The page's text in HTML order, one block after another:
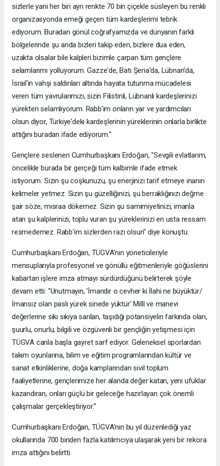
sizlerle yani her biri ayrı renkte 70 bin çiçekle süsleyen bu renkli
organizasyonda emeği geçen tüm kardeşlerimi tebrik
ediyorum. Buradan gönül coğrafyamızda ve dünyanın farklı
bölgelerinde şu anda bizleri takip eden, bizlere dua eden,
uzakta olsalar bile kalpleri bizimle çarpan tüm gençlere
selamlarımı yolluyorum. Gazze'de, Batı Şeria'da, Lübnan'da,
İsrail'in vahşi saldırıları altında hayata tutunma mücadelesi
veren tüm yavrularımızı, sizin Filistinli, Lübnanlı kardeşlerinizi
yürekten selamlıyorum. Rabb'im onların yar ve yardımcıları
olsun diyor, Türkiye'deki kardeşlerinin yüreklerinin onlarla birlikte
attığını buradan ifade ediyorum."
Gençlere seslenen Cumhurbaşkanı Erdoğan, "Sevgili evlatlarım,
öncelikle burada bir gerçeği tüm kalbimle ifade etmek
istiyorum. Sizin şu coşkunuzu, şu enerjinizi tarif etmeye inanın
kelimeler yetmez. Sizin şu güzelliğinizi, şu berraklığınızı değme
şair söze, mısraa dökemez. Sizin şu samimiyetinizi, imanla
atan şu kalplerinizi, toplu vuran şu yüreklerinizi en usta ressam
resmedemez. Rabb'im sizlerden razı olsun" diye konuştu.
Cumhurbaşkanı Erdoğan, TÜGVA'nın yöneticileriyle
mensuplarıyla profesyonel ve gönüllü eğitmenleriyle göğüslerini
kabartan işlere imza atmayı sürdürdüğünü belirterek şöyle
devam etti: "Unutmayın, 'İmandır o cevher ki İlahi ne büyüktür/
İmansız olan paslı yürek sinede yüktür' Millî ve manevi
değerlerine sıkı sıkıya sarılan, taşıdığı potansiyelin farkında olan,
şuurlu, onurlu, bilgili ve özgüvenli bir gençliğin yetişmesi için
TÜGVA canla başla gayret sarf ediyor. Geleneksel sporlardan
takım oyunlarına, bilim ve eğitim programlarından kültür ve
sanat etkinliklerine, doğa kamplarından sivil toplum
faaliyetlerine, gençlerimize her alanda değer katan, yeni ufuklar
kazandıran, onları güçlü bir geleceğe hazırlayan çok önemli
çalışmalar gerçekleştiriyor.”
Cumhurbaşkanı Erdoğan, TÜGVA'nın bu yıl düzenlediği yaz
okullarında 700 binden fazla katılımcıya ulaşarak yeni bir rekora
imza attığını belirtti.